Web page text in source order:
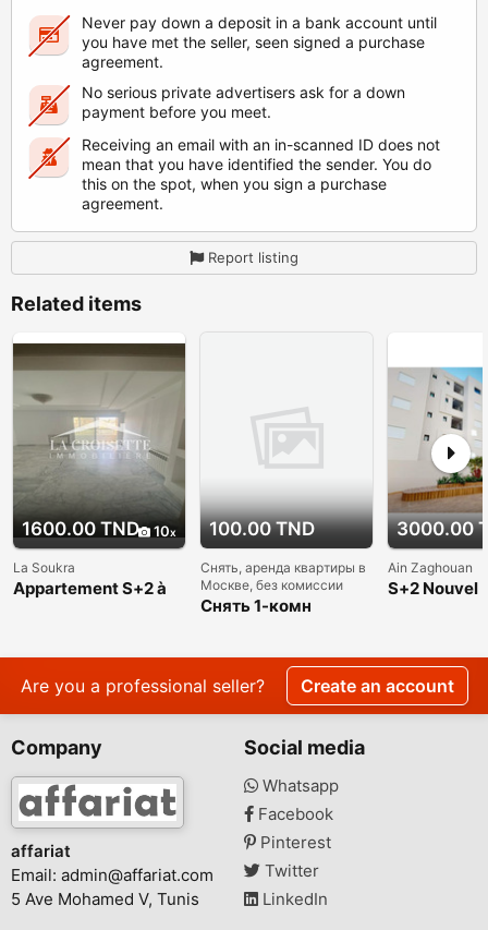
Never pay down a deposit in a bank account until
you have met the seller, seen signed a purchase
agreement.
No serious private advertisers ask for a down
payment before you meet.
Receiving an email with an in-scanned ID does not
mean that you have identified the sender. You do
this on the spot, when you sign a purchase
agreement.
Report listing
Related items
1600.00 TND 10
La Soukra
Appartement S+2 à
100.00 TND
Снять, аренда квартиры в
Москве, без комиссии
Снять 1-комн
посредников, м
Академическая
3000.00
Ain Zaghouan
S+2 Nouvel
Are you a professional seller? Create an account
Company
affariat
Email: admin@affariat.com
5 Ave Mohamed V, Tunis
Social media
Whatsapp
Facebook
Pinterest
Twitter
LinkedIn